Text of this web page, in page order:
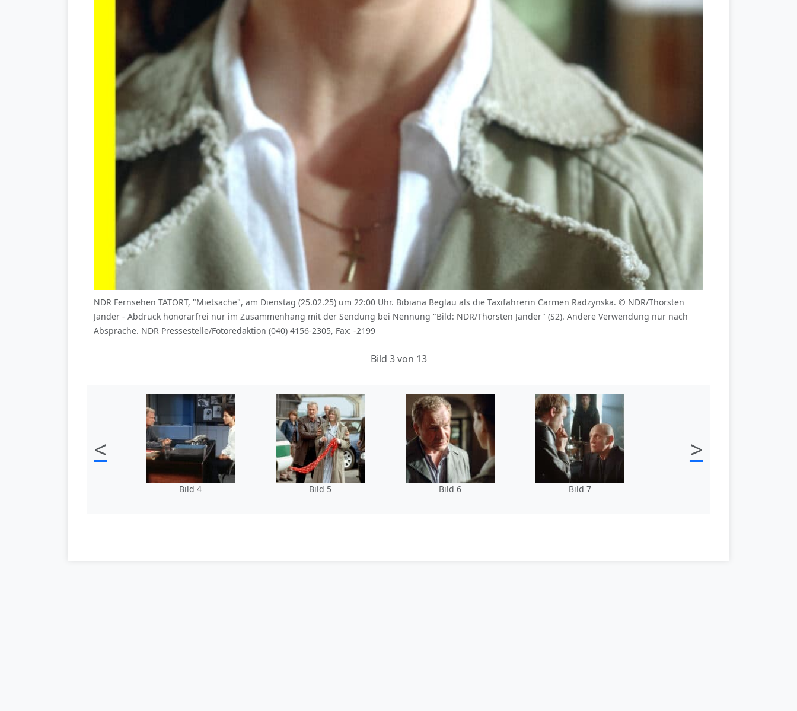
NDR Fernsehen TATORT, "Mietsache", am Dienstag (25.02.25) um 22:00 Uhr. Bibiana Beglau als die Taxifahrerin Carmen Radzynska. © NDR/Thorsten
Jander - Abdruck honorarfrei nur im Zusammenhang mit der Sendung bei Nennung "Bild: NDR/Thorsten Jander" (S2). Andere Verwendung nur nach
Absprache. NDR Pressestelle/Fotoredaktion (040) 4156-2305, Fax: -2199
Bild 3 von 13
<
Bild 4 Bild 5 Bild 6 Bild 7
>